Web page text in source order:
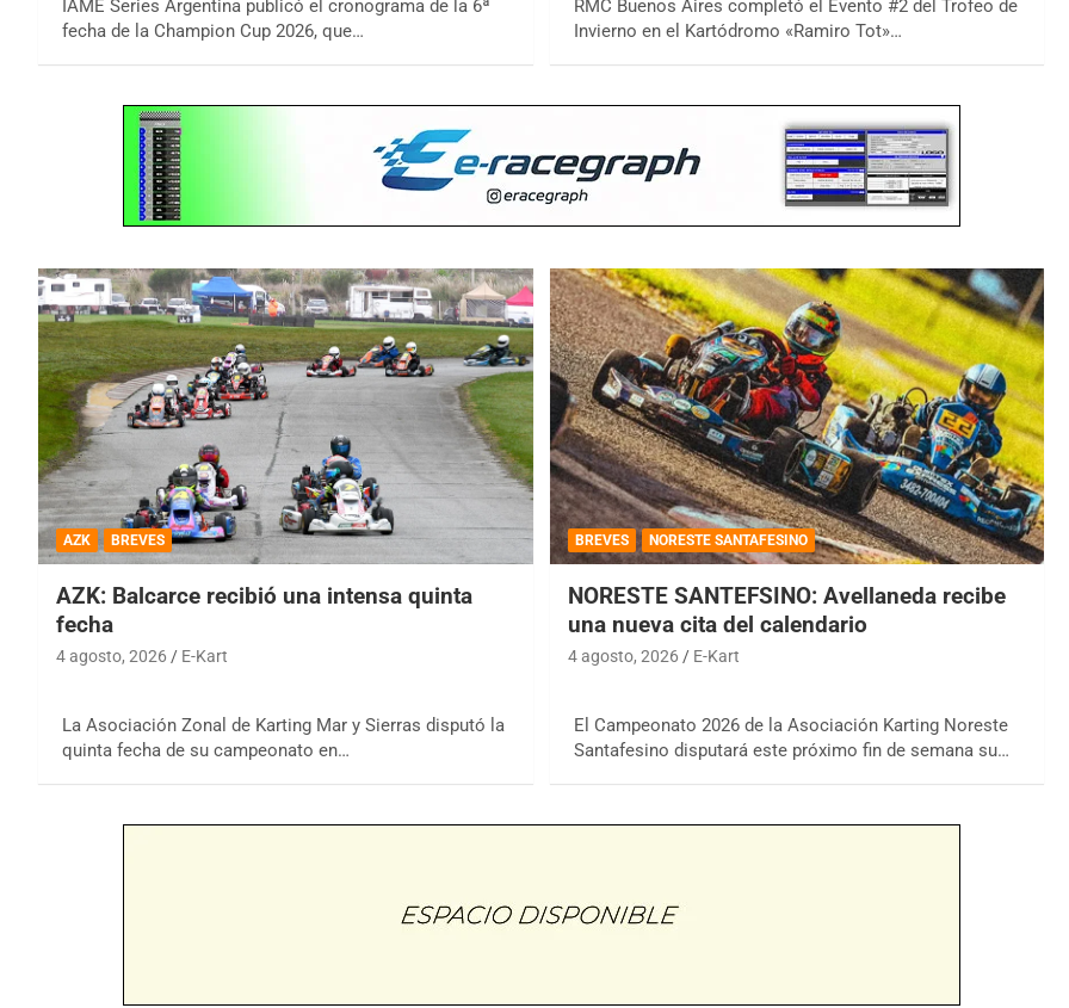
IAME Series Argentina publicó el cronograma de la 6ª
fecha de la Champion Cup 2026, que…
RMC Buenos Aires completó el Evento #2 del Trofeo de
Invierno en el Kartódromo «Ramiro Tot»…
AZK BREVES
AZK: Balcarce recibió una intensa quinta
fecha
4 agosto, 2026 E-Kart
La Asociación Zonal de Karting Mar y Sierras disputó la
quinta fecha de su campeonato en…
BREVES NORESTE SANTAFESINO
NORESTE SANTEFSINO: Avellaneda recibe
una nueva cita del calendario
4 agosto, 2026 E-Kart
El Campeonato 2026 de la Asociación Karting Noreste
Santafesino disputará este próximo fin de semana su…